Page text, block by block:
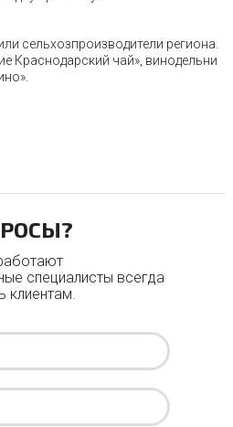
сельхозпроизводители региона.
Краснодарский чай», винодельни
специалисты всегда
клиентам.